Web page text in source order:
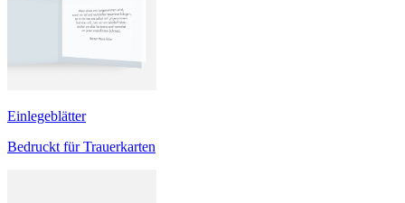
Einlegeblätter
Bedruckt für Trauerkarten